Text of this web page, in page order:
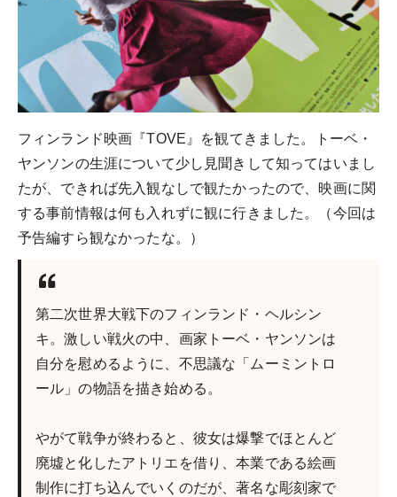
フィンランド映画『TOVE』を観てきました。トーベ・
ヤンソンの生涯について少し見聞きして知ってはいまし
たが、できれば先入観なしで観たかったので、映画に関
する事前情報は何も入れずに観に行きました。（今回は
予告編すら観なかったな。）
第二次世界大戦下のフィンランド・ヘルシン
キ。激しい戦火の中、画家トーベ・ヤンソンは
自分を慰めるように、不思議な「ムーミントロ
ール」の物語を描き始める。
やがて戦争が終わると、彼女は爆撃でほとんど
廃墟と化したアトリエを借り、本業である絵画
制作に打ち込んでいくのだが、著名な彫刻家で